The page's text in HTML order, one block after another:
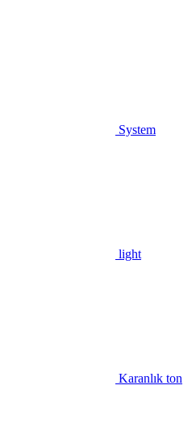
System
light
Karanlık ton